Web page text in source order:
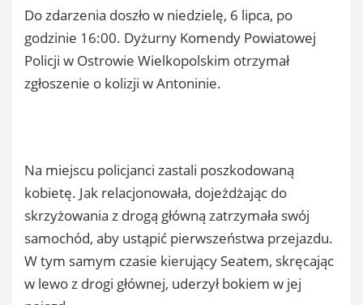
Do zdarzenia doszło w niedzielę, 6 lipca, po
godzinie 16:00. Dyżurny Komendy Powiatowej
Policji w Ostrowie Wielkopolskim otrzymał
zgłoszenie o kolizji w Antoninie.
Na miejscu policjanci zastali poszkodowaną
kobietę. Jak relacjonowała, dojeżdżając do
skrzyżowania z drogą główną zatrzymała swój
samochód, aby ustąpić pierwszeństwa przejazdu.
W tym samym czasie kierujący Seatem, skręcając
w lewo z drogi głównej, uderzył bokiem w jej